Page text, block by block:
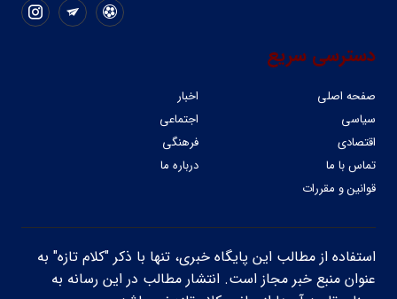
دسترسی سریع
صفحه اصلی
اخبار
سیاسی
اجتماعی
اقتصادی
فرهنگی
تماس با ما
درباره ما
قوانین و مقررات
استفاده از مطالب این پایگاه خبری، تنها با ذکر "کلام تازه" به
عنوان منبع خبر مجاز است. انتشار مطالب در این رسانه به